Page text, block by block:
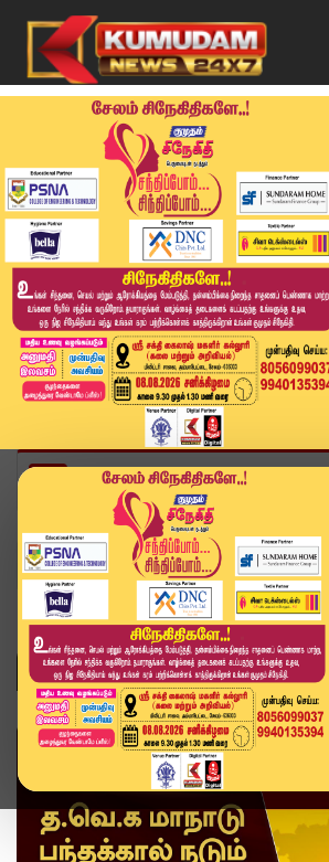
Home
வீடியோ ஸ்டோரி